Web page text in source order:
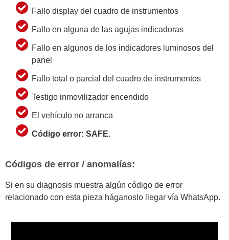
Fallo display del cuadro de instrumentos
Fallo en alguna de las agujas indicadoras
Fallo en algunos de los indicadores luminosos del
panel
Fallo total o parcial del cuadro de instrumentos
Testigo inmovilizador encendido
El vehículo no arranca
Código error: SAFE.
Códigos de error / anomalías:
Si en su diagnosis muestra algún código de error
relacionado con esta pieza háganoslo llegar vía WhatsApp.